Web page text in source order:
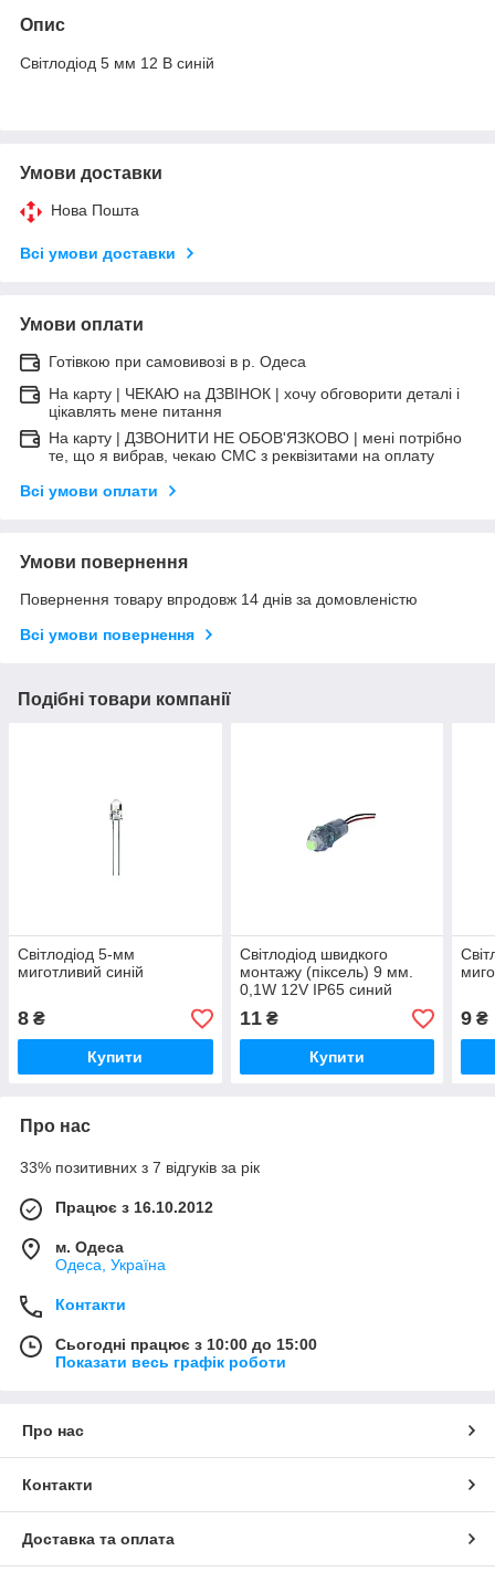
Опис
Світлодіод 5 мм 12 В синій
Умови доставки
Нова Пошта
Всі умови доставки
Умови оплати
Готівкою при самовивозі в р. Одеса
На карту | ЧЕКАЮ на ДЗВІНОК | хочу обговорити деталі і
цікавлять мене питання
На карту | ДЗВОНИТИ НЕ ОБОВ'ЯЗКОВО | мені потрібно
те, що я вибрав, чекаю СМС з реквізитами на оплату
Всі умови оплати
Умови повернення
Повернення товару впродовж 14 днів за домовленістю
Всі умови повернення
Подібні товари компанії
Світлодіод 5-мм
миготливий синій
8 ₴
Купити
Світлодіод швидкого
монтажу (піксель) 9 мм.
0,1W 12V IP65 синий
11₴
Купити
9 ₴
Про нас
33% позитивних з 7 відгуків за рік
Працює з 16.10.2012
м. Одеса
Одеса, Україна
Контакти
Сьогодні працює з 10:00 до 15:00
Показати весь графік роботи
Про нас
Контакти
Доставка та оплата